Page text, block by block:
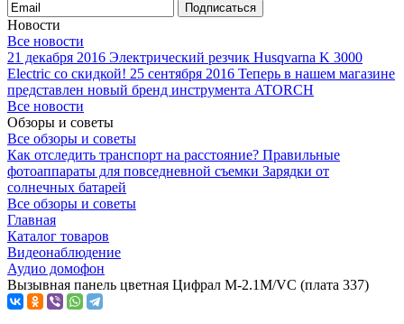
Подписаться
Новости
Все новости
21 декабря 2016 Электрический резчик Husqvarna K 3000
Electric со скидкой! 25 сентября 2016 Теперь в нашем магазине
представлен новый бренд инструмента ATORCH
Все новости
Обзоры и советы
Все обзоры и советы
Как отследить транспорт на расстояние? Правильные
фотоаппараты для повседневной съемки Зарядки от
солнечных батарей
Все обзоры и советы
Главная
Каталог товаров
Видеонаблюдение
Аудио домофон
Вызывная панель цветная Цифрал M-2.1M/VС (плата 337)